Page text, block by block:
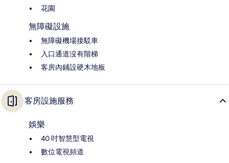
花園
無障礙設施
無障礙機場接駁車
入口通道沒有階梯
客房內鋪設硬木地板
客房設施服務
娛樂
40 吋智慧型電視
數位電視頻道